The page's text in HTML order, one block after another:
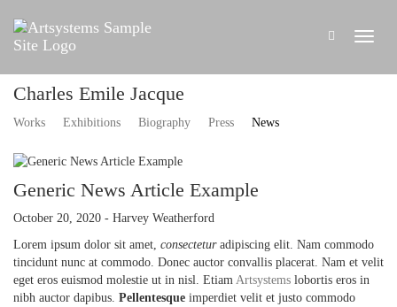
Charles Emile Jacque
Works Exhibitions Biography Press News
Generic News Article Example
October 20, 2020 - Harvey Weatherford
Lorem ipsum dolor sit amet, consectetur adipiscing elit. Nam commodo
tincidunt nunc at commodo. Donec auctor convallis placerat. Nam et velit
eget eros euismod molestie ut in nisl. Etiam Artsystems lobortis eros in
nibh auctor dapibus. Pellentesque imperdiet velit et justo commodo